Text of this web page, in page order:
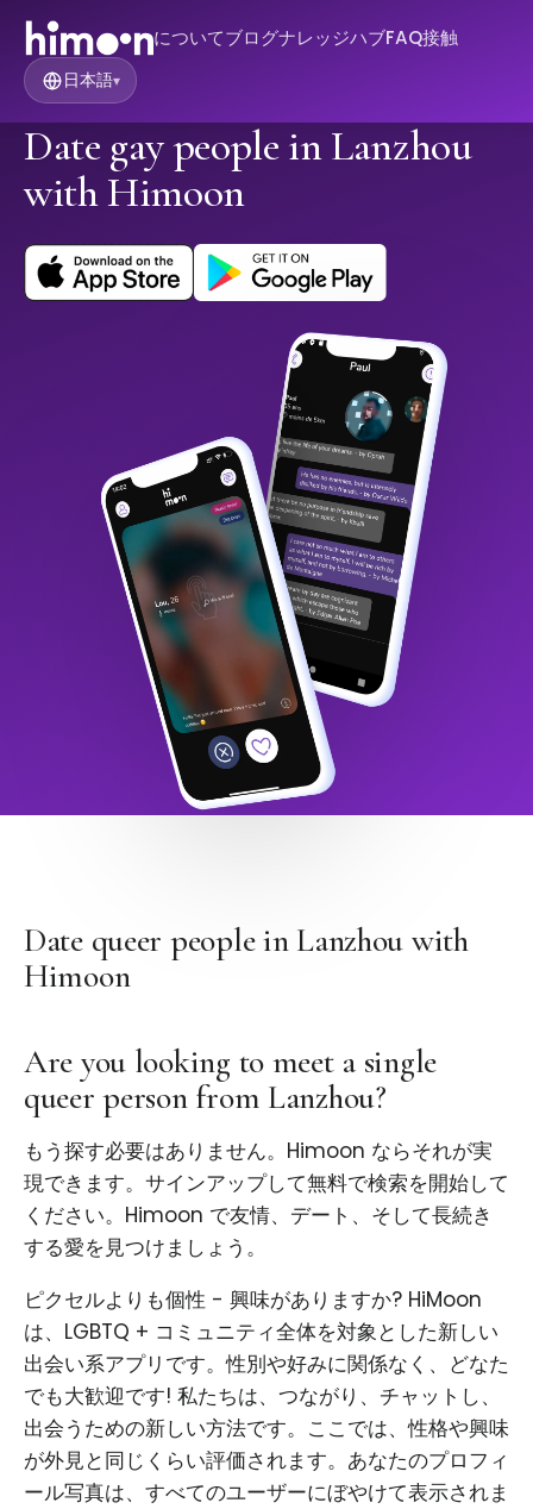
についてブログナレッジハブFAQ接触
日本語▾
Date gay people in Lanzhou
with Himoon
Date queer people in Lanzhou with
Himoon
Are you looking to meet a single
queer person from Lanzhou?
もう探す必要はありません。Himoon ならそれが実
現できます。サインアップして無料で検索を開始して
ください。Himoon で友情、デート、そして長続き
する愛を見つけましょう。
ピクセルよりも個性 - 興味がありますか? HiMoon
は、LGBTQ + コミュニティ全体を対象とした新しい
出会い系アプリです。性別や好みに関係なく、どなた
でも大歓迎です! 私たちは、つながり、チャットし、
出会うための新しい方法です。ここでは、性格や興味
が外見と同じくらい評価されます。あなたのプロフィ
ール写真は、すべてのユーザーにぼやけて表示されま